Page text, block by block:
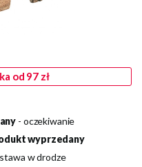
od 97 zł
- oczekiwanie
wyprzedany
w drodze